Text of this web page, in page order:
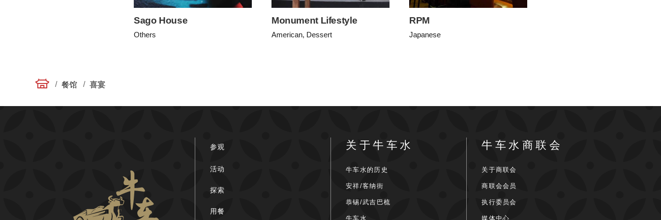
Sago House
Others
Monument Lifestyle
American, Dessert
RPM
Japanese
/ 餐馆 / 喜宴
参观
活动
探索
用餐
关于牛车水
牛车水的历史
安祥/客纳街
恭锡/武吉巴梳
牛车水
牛车水商联会
关于商联会
商联会会员
执行委员会
媒体中心